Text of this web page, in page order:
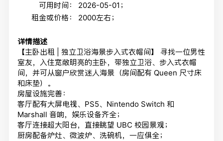
可用时间：
2026-05-01；
租金或价格：
2000左右；
详情描述
【主卧出租 | 独立卫浴海景步入式衣帽间】 寻找一位男性
室友，入住宽敞明亮的主卧，带独立卫浴、步入式衣帽
间，并可从窗户欣赏迷人海景（房间配有 Queen 尺寸床
和床垫）。
房屋设施完善：
客厅配有大屏电视、PS5、Nintendo Switch 和
Marshall 音响，娱乐设备齐全；
客厅连接超大阳台，直接眺望 UBC 校园景观；
厨房配备炉灶、微波炉、洗碗机，一应俱全；